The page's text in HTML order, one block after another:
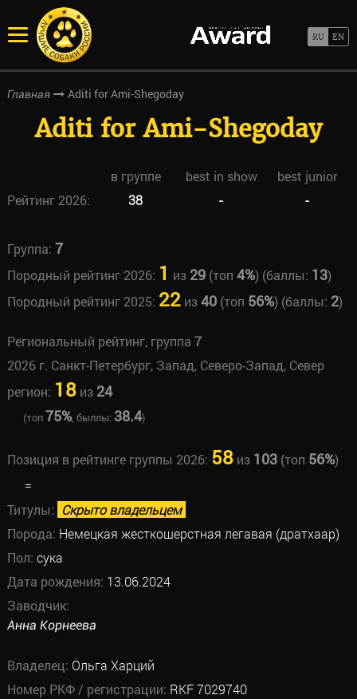
Главная Aditi for Ami-Shegoday
Aditi for Ami-Shegoday
в группе best in show
best junior
Рейтинг 2026:
38 - -
Группа: 7
Породный рейтинг 2026: 1 из 29(топ 4%) (баллы: 13)
Породный рейтинг 2025: 22из40(топ 56%) (баллы: 2)
Региональный рейтинг, группа 7
2026 г. Санкт-Петербург, Запад, Северо-Запад, Север
регион: 18из 24
(топ75%, быллы: 38.4)
Позиция в рейтинге группы 2026: 58из 103(топ 56%)
=
Титулы: Скрыто владельцем
Порода: Немецкая жесткошерстная легавая (дратхаар)
Пол: сука
Дата рождения: 13.06.2024
Заводчик:
Анна Корнеева
Владелец: Ольга Харций
Номер РКФ / регистрации: RKF 7029740